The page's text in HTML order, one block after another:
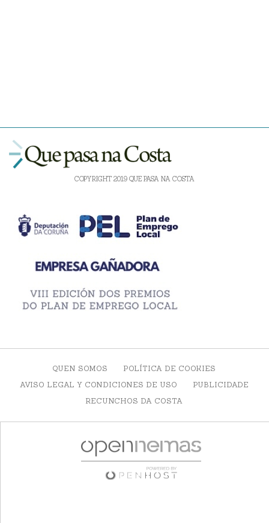
COPYRIGHT 2019 QUE PASA NA COSTA
QUEN SOMOS
POLÍTICA DE COOKIES
AVISO LEGAL Y CONDICIONES DE USO
PUBLICIDADE
RECUNCHOS DA COSTA